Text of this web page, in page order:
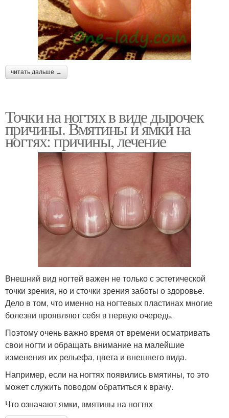
читать дальше →
Точки на ногтях в виде дырочек
причины. Вмятины и ямки на
ногтях: причины, лечение
Внешний вид ногтей важен не только с эстетической
точки зрения, но и сточки зрения заботы о здоровье.
Дело в том, что именно на ногтевых пластинах многие
болезни проявляют себя в первую очередь.
Поэтому очень важно время от времени осматривать
свои ногти и обращать внимание на малейшие
изменения их рельефа, цвета и внешнего вида.
Например, если на ногтях появились вмятины, то это
может служить поводом обратиться к врачу.
Что означают ямки, вмятины на ногтях